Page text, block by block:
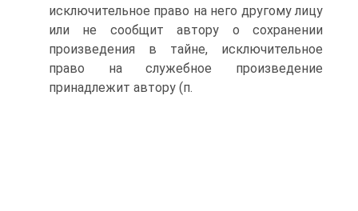
исключительное право на него другому лицу
или не сообщит автору о сохранении
произведения в тайне, исключительное
право на служебное произведение
принадлежит автору (п.